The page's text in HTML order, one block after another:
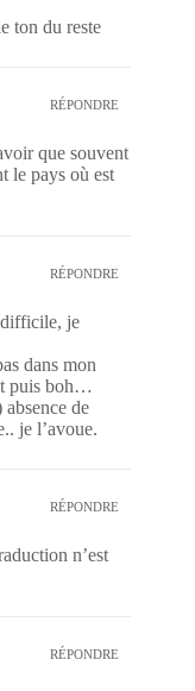
ton du reste
RÉPONDRE
que souvent
le pays où est
RÉPONDRE
difficile, je
dans mon
puis boh…
de
je l’avoue.
RÉPONDRE
n’est
RÉPONDRE